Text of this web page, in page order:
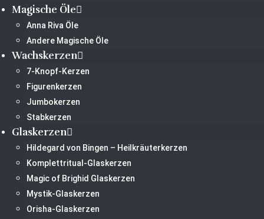
Magische Öle
Anna Riva Öle
Andere Magische Öle
Wachskerzen
7-Knopf-Kerzen
Figurenkerzen
Jumbokerzen
Stabkerzen
Glaskerzen
Hildegard von Bingen – Heilkräuterkerzen
Komplettritual-Glaskerzen
Magic of Brighid Glaskerzen
Mystik-Glaskerzen
Orisha-Glaskerzen